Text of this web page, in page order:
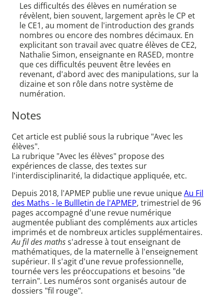
Les difficultés des élèves en numération se
révèlent, bien souvent, largement après le CP et
le CE1, au moment de l'introduction des grands
nombres ou encore des nombres décimaux. En
explicitant son travail avec quatre élèves de CE2,
Nathalie Simon, enseignante en RASED, montre
que ces difficultés peuvent être levées en
revenant, d'abord avec des manipulations, sur la
dizaine et son rôle dans notre système de
numération.
Notes
Cet article est publié sous la rubrique "Avec les
élèves".
La rubrique "Avec les élèves" propose des
expériences de classe, des textes sur
l'interdisciplinarité, la didactique appliquée, etc.
Depuis 2018, l'APMEP publie une revue uniqueAu Fil
des Maths - le Bullletin de l'APMEP, trimestriel de 96
pages accompagné d'une revue numérique
augmentée publiant des compléments aux articles
imprimés et de nombreux articles supplémentaires.
Au fil des mathss'adresse à tout enseignant de
mathématiques, de la maternelle à l'enseignement
supérieur. Il s'agit d'une revue professionnelle,
tournée vers les préoccupations et besoins "de
terrain". Les numéros sont organisés autour de
dossiers "fil rouge".